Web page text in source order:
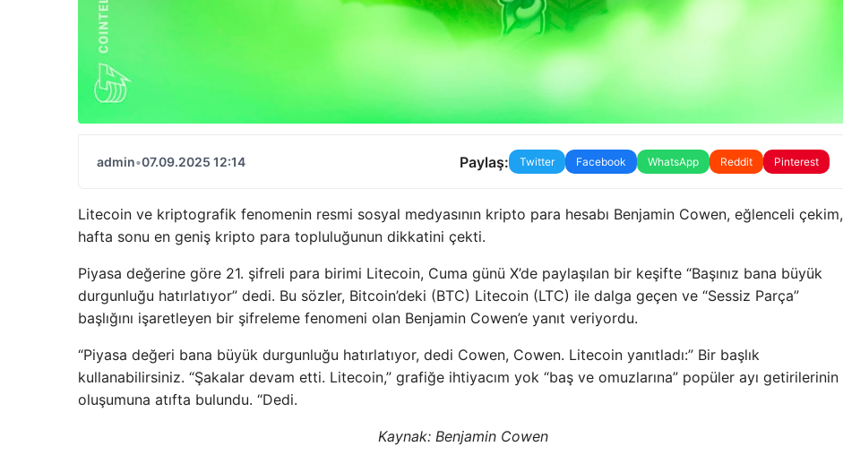
admin•07.09.2025 12:14 Paylaş: Twitter Facebook WhatsApp Reddit Pinterest
Litecoin ve kriptografik fenomenin resmi sosyal medyasının kripto para hesabı Benjamin Cowen, eğlenceli çekim,
hafta sonu en geniş kripto para topluluğunun dikkatini çekti.
Piyasa değerine göre 21. şifreli para birimi Litecoin, Cuma günü X’de paylaşılan bir keşifte “Başınız bana büyük
durgunluğu hatırlatıyor” dedi. Bu sözler, Bitcoin’deki (BTC) Litecoin (LTC) ile dalga geçen ve “Sessiz Parça”
başlığını işaretleyen bir şifreleme fenomeni olan Benjamin Cowen’e yanıt veriyordu.
“Piyasa değeri bana büyük durgunluğu hatırlatıyor, dedi Cowen, Cowen. Litecoin yanıtladı:” Bir başlık
kullanabilirsiniz. “Şakalar devam etti. Litecoin,” grafiğe ihtiyacım yok “baş ve omuzlarına” popüler ayı getirilerinin
oluşumuna atıfta bulundu. “Dedi.
Kaynak: Benjamin Cowen